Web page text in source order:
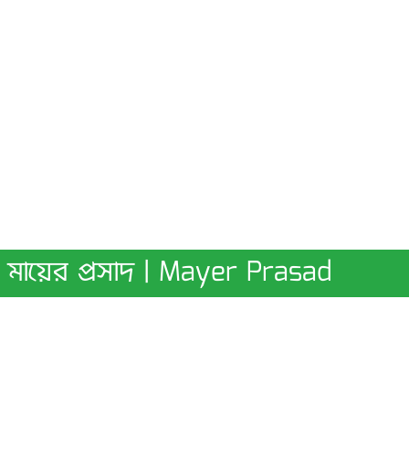
মায়ের প্রসাদ | Mayer Prasad